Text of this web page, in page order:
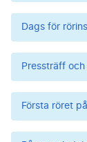
Dags för
Pressträff
Första röret